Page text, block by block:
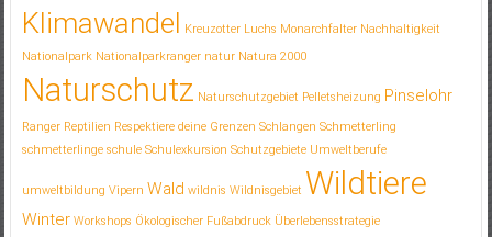
Klimawandel Kreuzotter Luchs Monarchfalter Nachhaltigkeit
Nationalpark Nationalparkranger natur Natura 2000
Naturschutz Naturschutzgebiet Pelletsheizung Pinselohr
Ranger Reptilien Respektiere deine Grenzen Schlangen Schmetterling
schmetterlinge schule Schulexkursion Schutzgebiete Umweltberufe
umweltbildung Vipern Wald wildnis Wildnisgebiet Wildtiere
Winter Workshops Ökologischer Fußabdruck Überlebensstrategie